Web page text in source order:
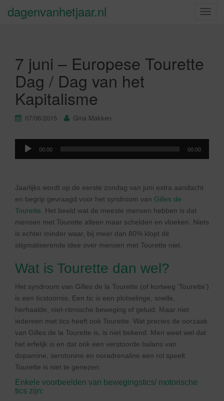
S
g
dagenvanhetjaar.nl
7 juni – Europese Tourette
Dag / Dag van het
Kapitalisme
07/06/2015 Gina Makken
Audiospeler
00:00 00:00
Jaarlijks wordt op de eerste zondag van juni extra aandacht
en begrip gevraagd voor het syndroom van Gilles de
Tourette . Het beeld wat de meeste mensen hebben is dat
mensen met Tourette alleen maar schelden en vloeken. Niets
is echter minder waar, bij meer dan 80% klopt dit
stigmatiserende idee over mensen met Tourette niet.
Wat is Tourette dan wel?
Het syndroom van Gilles de la Tourette (of kortweg ‘Tourette’)
is een ticstoornis. Een tic is een plotselinge, snelle,
herhaalde, niet-ritmische beweging of geluid. Maar niet
iedereen met tics heeft ook Tourette. Wat precies de oorzaak
van Gilles de la Tourette is, is niet bekend. Men weet wel dat
het erfelijk is en dat ook een verstoorde balans van
dopamine, serotonine en noradrenaline een rol speelt.
Tourette is niet te genezen.
Enkele voorbeelden van bewegingstics/ motorische
tics zijn: